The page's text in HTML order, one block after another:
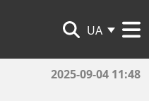
UA
2025-09-04 11:48